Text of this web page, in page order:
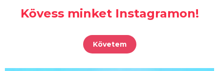
Kövess minket Instagramon!
Követem